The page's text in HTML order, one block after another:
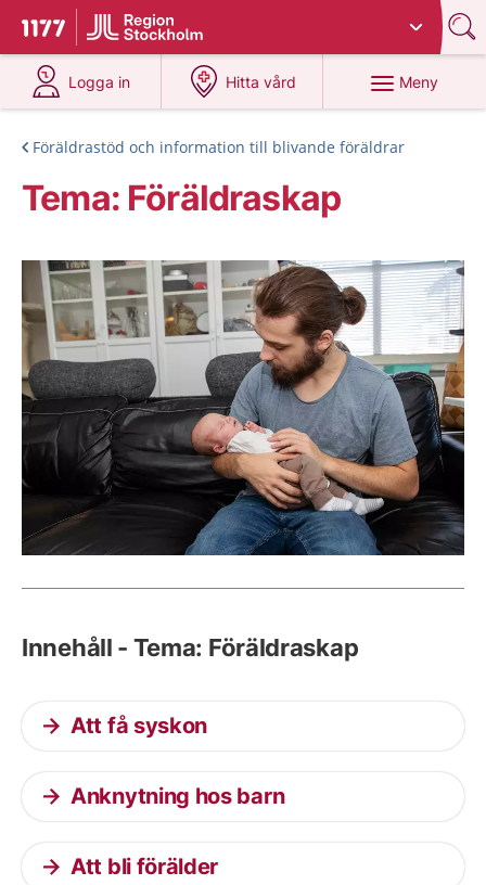
Till startsidan för 1177
Du har valt region
Logga in
på 1177.se
Hitta vård
på 1177.se
Meny
Föräldrastöd och information till blivande föräldrar
Tema: Föräldraskap
Innehåll - Tema: Föräldraskap
Att få syskon
Anknytning hos barn
Att bli förälder